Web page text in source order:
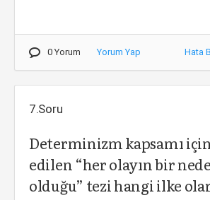
0 Yorum Yorum Yap Hata
7.Soru
Determinizm kapsamı
edilen “her olayın bir
olduğu” tezi hangi ilke